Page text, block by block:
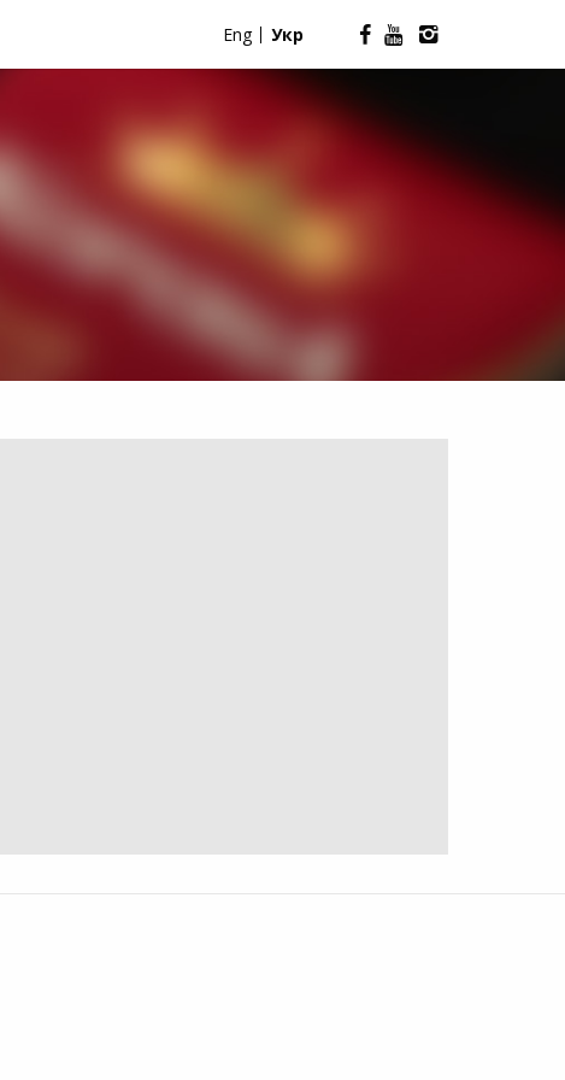
Eng Укр